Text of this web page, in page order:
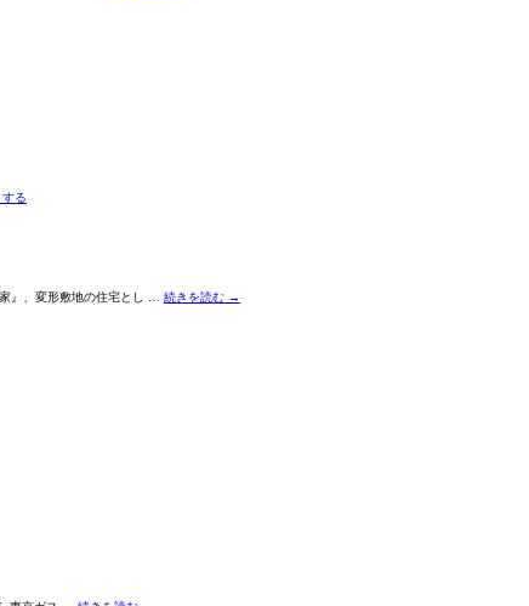
る
』、変形敷地の住宅とし … 続きを読む →